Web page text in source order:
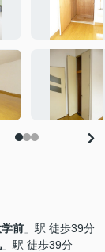
前 」駅 徒歩39分
」駅 徒歩39分